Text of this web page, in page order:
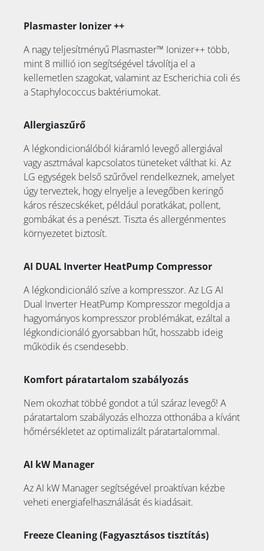
Plasmaster Ionizer ++
A nagy teljesítményű Plasmaster™ Ionizer++ több,
mint 8 millió ion segítségével távolítja el a
kellemetlen szagokat, valamint az Escherichia coli és
a Staphylococcus baktériumokat.
Allergiaszűrő
A légkondicionálóból kiáramló levegő allergiával
vagy asztmával kapcsolatos tüneteket válthat ki. Az
LG egységek belső szűrővel rendelkeznek, amelyet
úgy terveztek, hogy elnyelje a levegőben keringő
káros részecskéket, például poratkákat, pollent,
gombákat és a penészt. Tiszta és allergénmentes
környezetet biztosít.
AI DUAL Inverter HeatPump Compressor
A légkondicionáló szíve a kompresszor. Az LG AI
Dual Inverter HeatPump Kompresszor megoldja a
hagyományos kompresszor problémákat, ezáltal a
légkondicionáló gyorsabban hűt, hosszabb ideig
működik és csendesebb.
Komfort páratartalom szabályozás
Nem okozhat többé gondot a túl száraz levegő! A
páratartalom szabályozás elhozza otthonába a kívánt
hőmérsékletet az optimalizált páratartalommal.
AI kW Manager
Az AI kW Manager segítségével proaktívan kézbe
veheti energiafelhasználását és kiadásait.
Freeze Cleaning (Fagyasztásos tisztítás)